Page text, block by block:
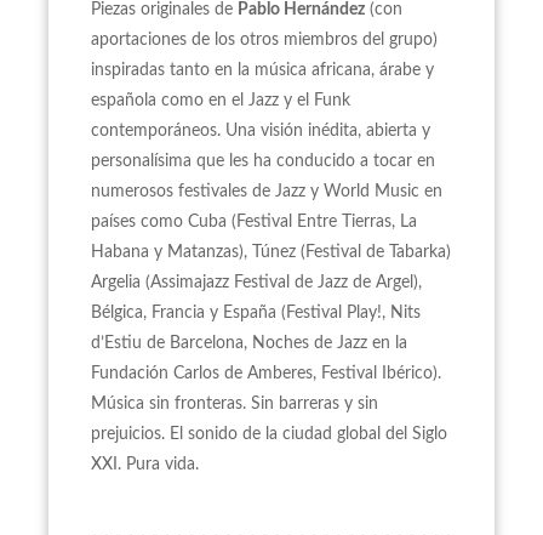
Piezas originales de Pablo Hernández (con
aportaciones de los otros miembros del grupo)
inspiradas tanto en la música africana, árabe y
española como en el Jazz y el Funk
contemporáneos. Una visión inédita, abierta y
personalísima que les ha conducido a tocar en
numerosos festivales de Jazz y World Music en
países como Cuba (Festival Entre Tierras, La
Habana y Matanzas), Túnez (Festival de Tabarka)
Argelia (Assimajazz Festival de Jazz de Argel),
Bélgica, Francia y España (Festival Play!, Nits
d’Estiu de Barcelona, Noches de Jazz en la
Fundación Carlos de Amberes, Festival Ibérico).
Música sin fronteras. Sin barreras y sin
prejuicios. El sonido de la ciudad global del Siglo
XXI. Pura vida.